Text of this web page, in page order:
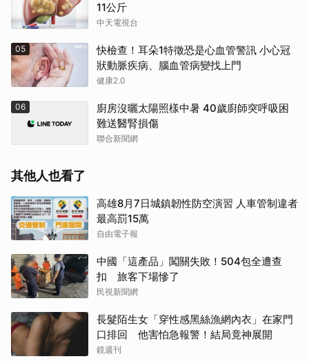
11公斤
中天電視台
05
快檢查！耳朵1特徵恐是心血管警訊 小心冠
狀動脈疾病、腦血管病變找上門
健康2.0
06
廚房沒曬太陽照樣中暑 40歲廚師突呼吸困
難送醫腎損傷
聯合新聞網
其他人也看了
高雄8月7日城鎮韌性防空演習 人車管制違者
最高罰15萬
自由電子報
中國「這產品」闖關失敗！504包全遭查
扣 旅客下場慘了
民視新聞網
長髮陌生女「穿性感黑絲漁網內衣」在家門
口排回 他害怕急報警！結局竟神展開
鏡週刊